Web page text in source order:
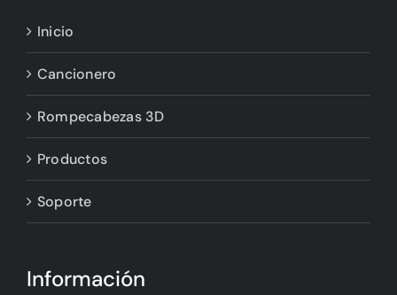
Inicio
Cancionero
Rompecabezas 3D
Productos
Soporte
Información